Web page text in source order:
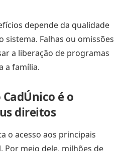
depende da qualidade
sistema. Falhas ou omissões
a liberação de programas
a família.
é o
direitos
o acesso aos principais
Por meio dele, milhões de